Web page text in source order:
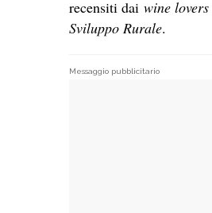
recensiti dai wine lovers
Sviluppo Rurale.
Messaggio pubblicitario